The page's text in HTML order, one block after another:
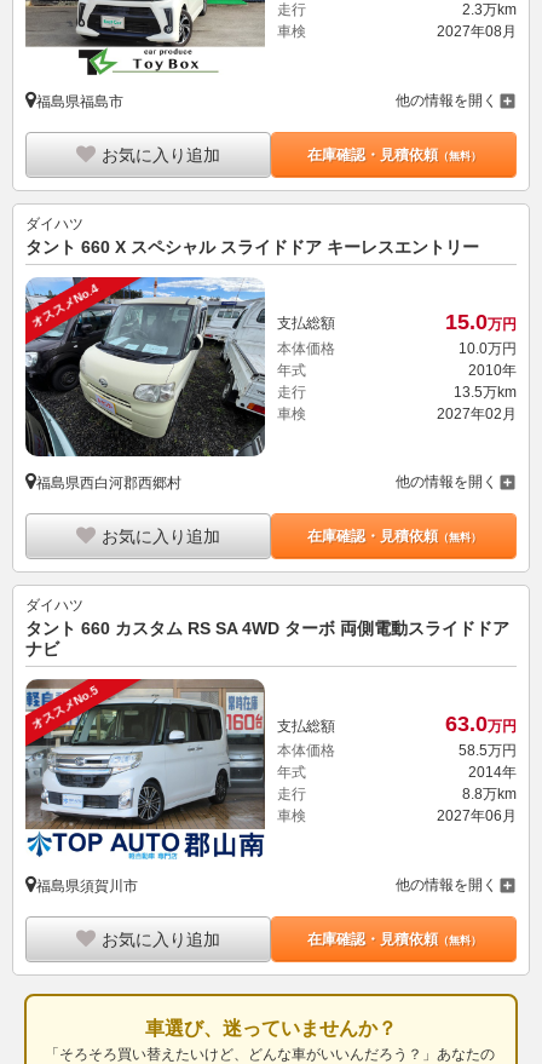
走行
2.3万km
車検
2027年08月
福島県福島市 他の情報を開く
お気に入り追加 在庫確認・見積依頼（無料）
ダイハツ
タント 660 X スペシャル スライドドア キーレスエントリー
オススメNo.4 支払総額 15.0万円
本体価格
10. 0万円
年式
2010年
走行
13.5万km
車検
2027年02月
福島県西白河郡西郷村 他の情報を開く
お気に入り追加 在庫確認・見積依頼（無料）
ダイハツ
タント 660 カスタム RS SA 4WD ターボ 両側電動スライドドア
ナビ
オススメNo.5 支払総額 63.0万円
本体価格
58.5万円
年式
2014年
走行
8.8万km
車検
2027年06月
福島県須賀川市 他の情報を開く
お気に入り追加 在庫確認・見積依頼（無料）
車選び、迷っていませんか？
「そろそろ買い替えたいけど、どんな車がいいんだろう？」あなたの